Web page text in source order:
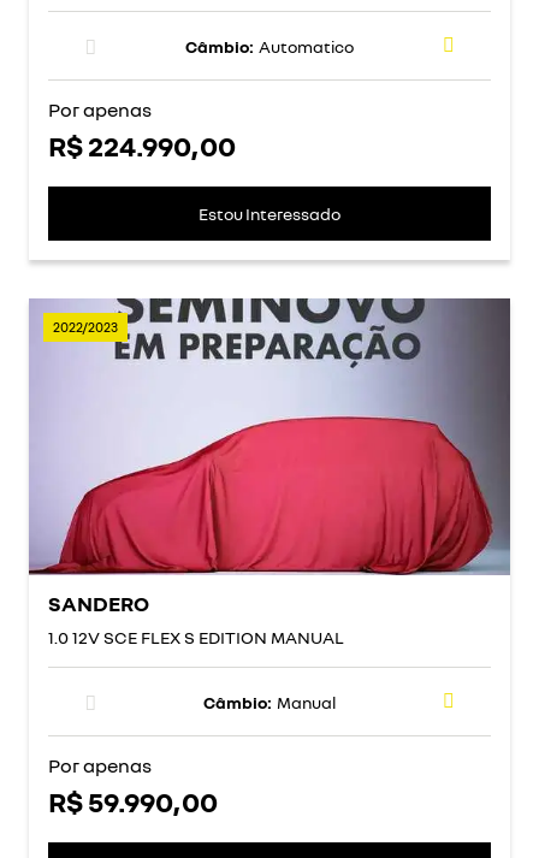
Câmbio: Automatico
Por apenas
R$ 224.990,00
Estou Interessado
2022/2023
SANDERO
1.0 12V SCE FLEX S EDITION MANUAL
Câmbio: Manual
Por apenas
R$ 59.990,00